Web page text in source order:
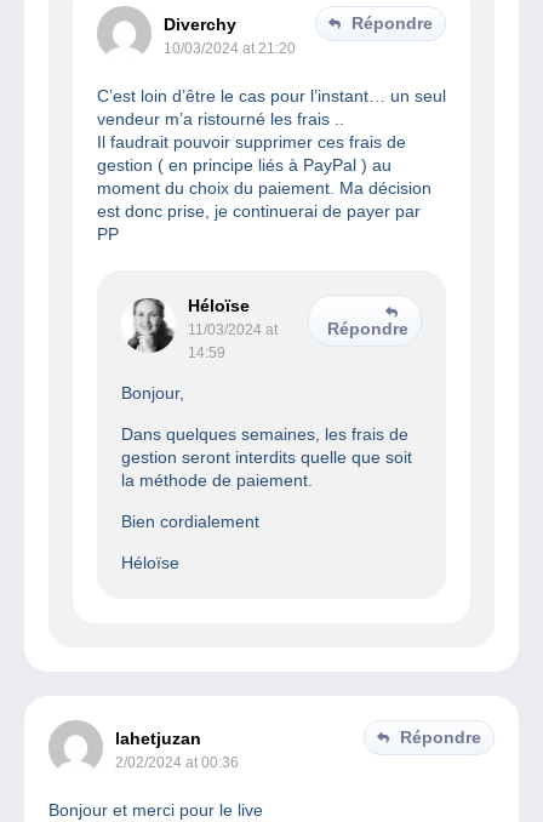
Diverchy
10/03/2024 at 21:20
Répondre
C’est loin d’être le cas pour l’instant… un seul
vendeur m’a ristourné les frais ..
Il faudrait pouvoir supprimer ces frais de
gestion ( en principe liés à PayPal ) au
moment du choix du paiement. Ma décision
est donc prise, je continuerai de payer par
PP
Héloïse
11/03/2024 at
14:59
Répondre
Bonjour,
Dans quelques semaines, les frais de
gestion seront interdits quelle que soit
la méthode de paiement.
Bien cordialement
Héloïse
lahetjuzan
2/02/2024 at 00:36
Répondre
Bonjour et merci pour le live